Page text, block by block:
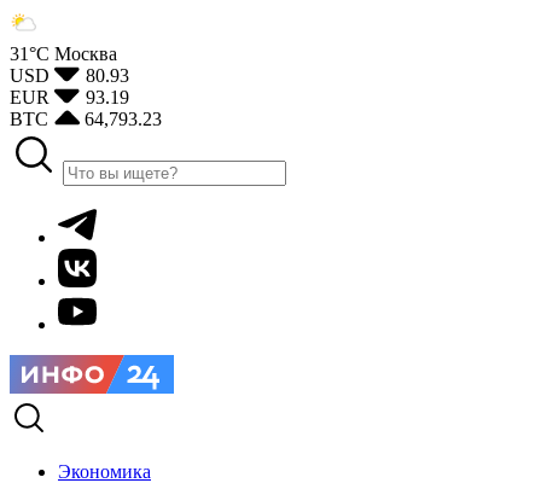
31°С Москва
USD
80.93
EUR
93.19
BTC
64,793.23
Экономика